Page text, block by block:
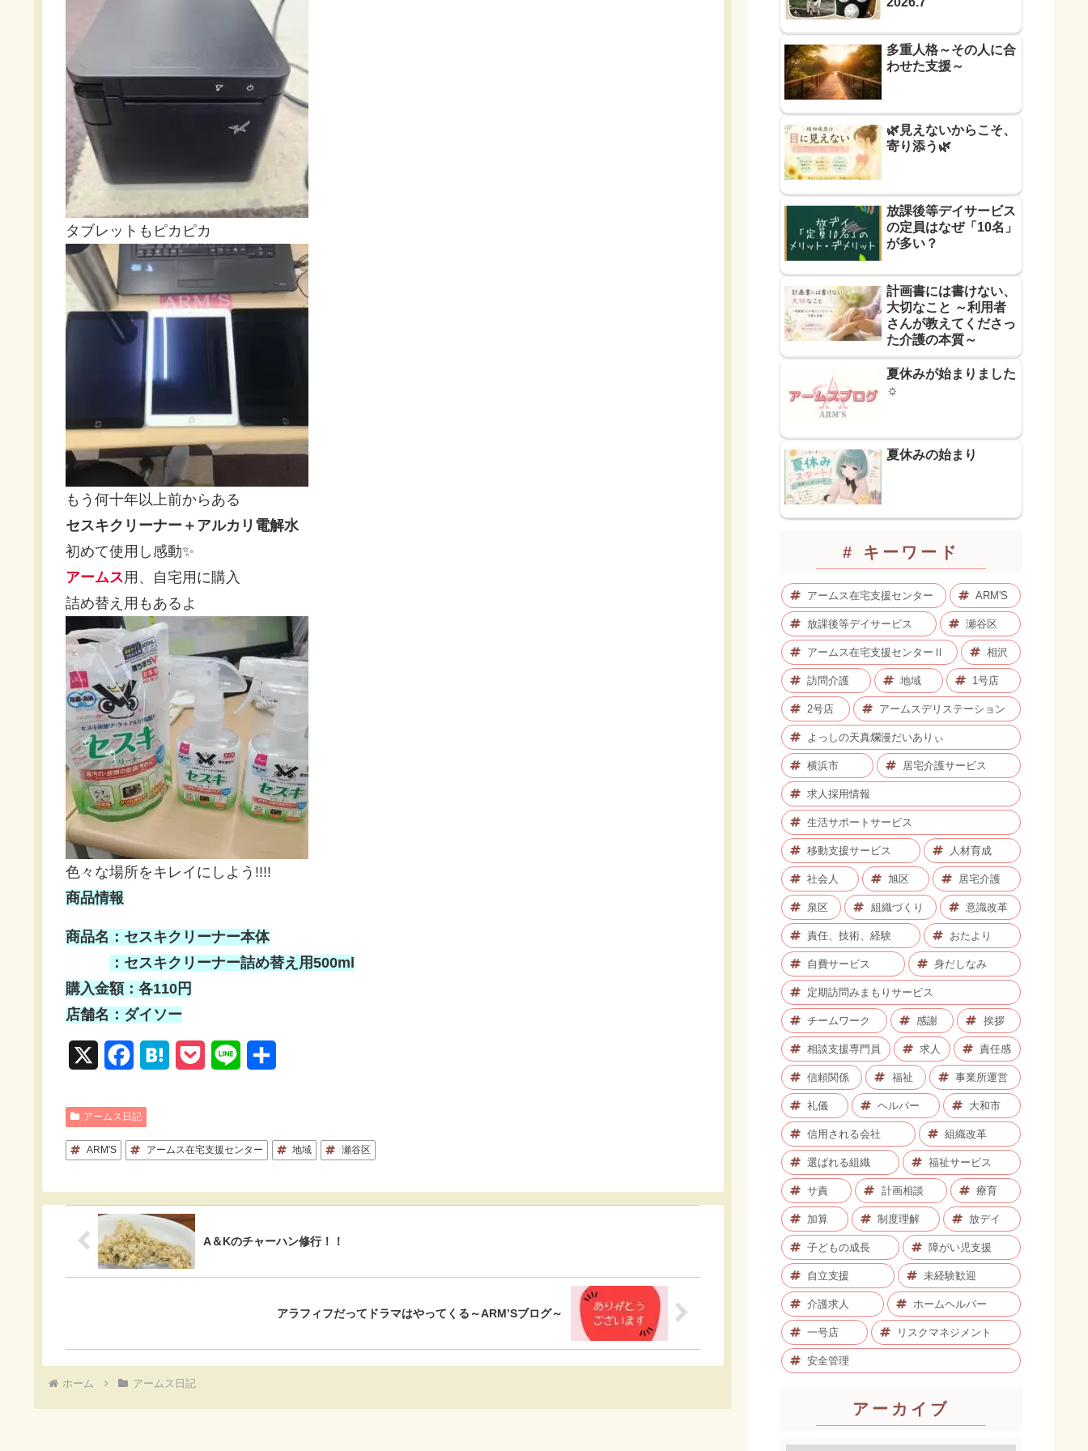
タブレットもピカピカ
もう何十年以上前からある
セスキクリーナー＋アルカリ電解水
初めて使用し感動✨
アームス用、自宅用に購入
詰め替え用もあるよ
色々な場所をキレイにしよう!!!!
商品情報
商品名：セスキクリーナー本体
：セスキクリーナー詰め替え用500ml
購入金額：各110円
店舗名：ダイソー
c
e
o
k
e k e
アームス日記
ARM'S アームス在宅支援センター 地域 瀬谷区
A＆Kのチャーハン修行！！
アラフィフだってドラマはやってくる～ARM’Sブログ～
ホーム アームス日記
多重人格～その人に合
わせた支援～
🌿見えないからこそ、
寄り添う🌿
放課後等デイサービス
の定員はなぜ「10名」
が多い？
計画書には書けない、
大切なこと ～利用者
さんが教えてくださっ
た介護の本質～
夏休みが始まりました
☼
夏休みの始まり
# キーワード
アームス在宅支援センター ARM'S
放課後等デイサービス 瀬谷区
アームス在宅支援センターⅡ 相沢
訪問介護 地域 1号店
2号店 アームスデリステーション
よっしの天真爛漫だいありぃ
横浜市 居宅介護サービス
求人採用情報
生活サポートサービス
移動支援サービス 人材育成
社会人 旭区 居宅介護
泉区 組織づくり 意識改革
責任、技術、経験 おたより
自費サービス 身だしなみ
定期訪問みまもりサービス
チームワーク 感謝 挨拶
相談支援専門員 求人 責任感
信頼関係 福祉 事業所運営
礼儀 ヘルパー 大和市
信用される会社 組織改革
選ばれる組織 福祉サービス
サ責 計画相談 療育
加算 制度理解 放デイ
子どもの成長 障がい児支援
自立支援 未経験歓迎
介護求人 ホームヘルパー
一号店 リスクマネジメント
安全管理
アーカイブ